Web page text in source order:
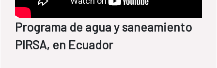
Programa de agua y saneamiento
PIRSA, en Ecuador